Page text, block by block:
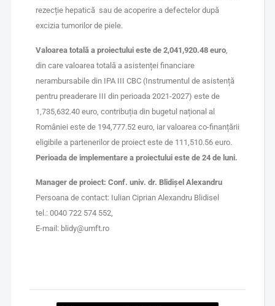
rezecție hepatică sau de acoperire a defectelor după
excizia tumorilor de piele.
Valoarea totală a proiectului este de 2,041,920.48euro,
din care valoarea totală a asistenței financiare
nerambursabile din IPA III CBC (Instrumentul de asistență
pentru preaderare III din perioada 2021-2027) este de
1,735,632.40 euro, contribuția din bugetul național al
României este de 194,777.52 euro, iar valoarea co-finanțării
eligibile a partenerilor de proiect este de 111,510.56 euro.
Perioada de implementare a proiectului este de 24 de luni.
Manager de proiect: Conf. univ. dr. Blidișel Alexandru
Persoana de contact: Iulian Ciprian Alexandru Blidisel
tel.: 0040 722 574 552,
E-mail: blidy@umft.ro